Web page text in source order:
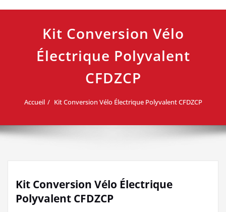
Kit Conversion Vélo
Électrique Polyvalent
CFDZCP
Accueil Kit Conversion Vélo Électrique Polyvalent CFDZCP
Kit Conversion Vélo Électrique
Polyvalent CFDZCP